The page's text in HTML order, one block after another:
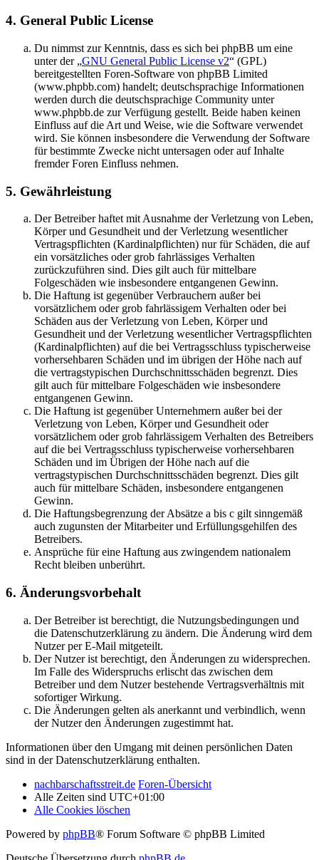
4. General Public License
Du nimmst zur Kenntnis, dass es sich bei phpBB um eine
unter der „GNU General Public License v2“ (GPL)
bereitgestellten Foren-Software von phpBB Limited
(www.phpbb.com) handelt; deutschsprachige Informationen
werden durch die deutschsprachige Community unter
www.phpbb.de zur Verfügung gestellt. Beide haben keinen
Einfluss auf die Art und Weise, wie die Software verwendet
wird. Sie können insbesondere die Verwendung der Software
für bestimmte Zwecke nicht untersagen oder auf Inhalte
fremder Foren Einfluss nehmen.
5. Gewährleistung
Der Betreiber haftet mit Ausnahme der Verletzung von Leben,
Körper und Gesundheit und der Verletzung wesentlicher
Vertragspflichten (Kardinalpflichten) nur für Schäden, die auf
ein vorsätzliches oder grob fahrlässiges Verhalten
zurückzuführen sind. Dies gilt auch für mittelbare
Folgeschäden wie insbesondere entgangenen Gewinn.
Die Haftung ist gegenüber Verbrauchern außer bei
vorsätzlichem oder grob fahrlässigem Verhalten oder bei
Schäden aus der Verletzung von Leben, Körper und
Gesundheit und der Verletzung wesentlicher Vertragspflichten
(Kardinalpflichten) auf die bei Vertragsschluss typischerweise
vorhersehbaren Schäden und im übrigen der Höhe nach auf
die vertragstypischen Durchschnittsschäden begrenzt. Dies
gilt auch für mittelbare Folgeschäden wie insbesondere
entgangenen Gewinn.
Die Haftung ist gegenüber Unternehmern außer bei der
Verletzung von Leben, Körper und Gesundheit oder
vorsätzlichem oder grob fahrlässigem Verhalten des Betreibers
auf die bei Vertragsschluss typischerweise vorhersehbaren
Schäden und im Übrigen der Höhe nach auf die
vertragstypischen Durchschnittsschäden begrenzt. Dies gilt
auch für mittelbare Schäden, insbesondere entgangenen
Gewinn.
Die Haftungsbegrenzung der Absätze a bis c gilt sinngemäß
auch zugunsten der Mitarbeiter und Erfüllungsgehilfen des
Betreibers.
Ansprüche für eine Haftung aus zwingendem nationalem
Recht bleiben unberührt.
6. Änderungsvorbehalt
Der Betreiber ist berechtigt, die Nutzungsbedingungen und
die Datenschutzerklärung zu ändern. Die Änderung wird dem
Nutzer per E-Mail mitgeteilt.
Der Nutzer ist berechtigt, den Änderungen zu widersprechen.
Im Falle des Widerspruchs erlischt das zwischen dem
Betreiber und dem Nutzer bestehende Vertragsverhältnis mit
sofortiger Wirkung.
Die Änderungen gelten als anerkannt und verbindlich, wenn
der Nutzer den Änderungen zugestimmt hat.
Informationen über den Umgang mit deinen persönlichen Daten
sind in der Datenschutzerklärung enthalten.
nachbarschaftsstreit.de Foren-Übersicht
Alle Zeiten sind UTC+01:00
Alle Cookies löschen
Powered by phpBB® Forum Software © phpBB Limited